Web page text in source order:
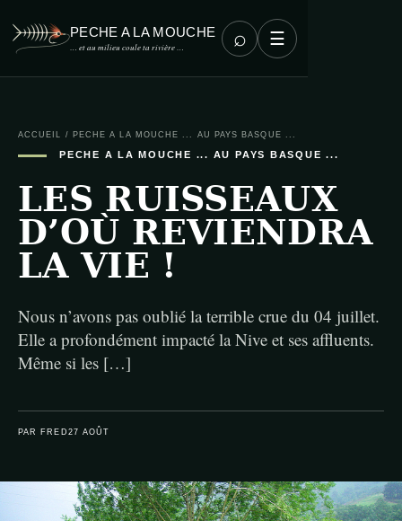
PECHE A LA MOUCHE
… et au milieu coule ta rivière … ⌕ ☰
ACCUEIL / PECHE A LA MOUCHE ... AU PAYS BASQUE ...
PECHE A LA MOUCHE ... AU PAYS BASQUE ...
LES RUISSEAUX
D’OÙ REVIENDRA
LA VIE !
Nous n’avons pas oublié la terrible crue du 04 juillet.
Elle a profondément impacté la Nive et ses affluents.
Même si les […]
PAR FRED 27 AOÛT